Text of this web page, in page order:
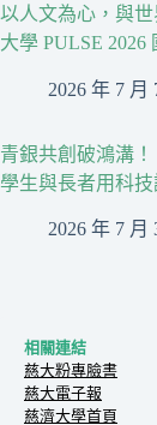
以人文為心，與
大學 PULSE 2026
2026 年 7 月
青銀共創破鴻溝
學生與長者用科
2026 年 7 月
相關連結
慈大粉專臉書
慈大電子報
慈濟大學首頁